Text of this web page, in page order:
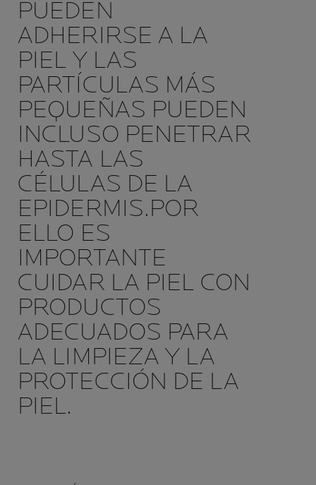
PUEDEN
ADHERIRSE A LA
PIEL Y LAS
PARTÍCULAS MÁS
PEQUEÑAS PUEDEN
INCLUSO PENETRAR
HASTA LAS
CÉLULAS DE LA
EPIDERMIS.POR
ELLO ES
IMPORTANTE
CUIDAR LA PIEL CON
PRODUCTOS
ADECUADOS PARA
LA LIMPIEZA Y LA
PROTECCIÓN DE LA
PIEL.